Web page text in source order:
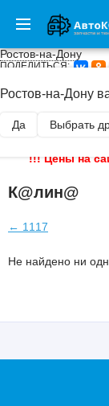
Ростов-на-Дону
Ростов-на-Дону
Да Выбрать
ПОДЕЛИТЬСЯ:
ГЛАВНАЯ /
!!! Цены на
К@лин@
← 1117
Не найдено ни